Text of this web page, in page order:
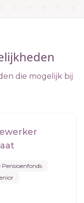
die mogelijk bij
Pensioenfonds